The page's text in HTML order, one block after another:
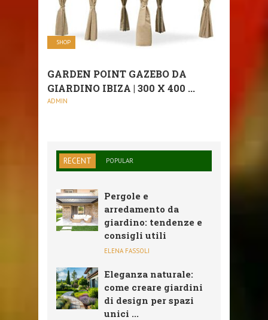
SHOP
GARDEN POINT GAZEBO DA
GIARDINO IBIZA | 300 X 400 ...
ADMIN
RECENT POPULAR
Pergole e
arredamento da
giardino: tendenze e
consigli utili
ELENA FASSOLI
Eleganza naturale:
come creare giardini
di design per spazi
unici ...